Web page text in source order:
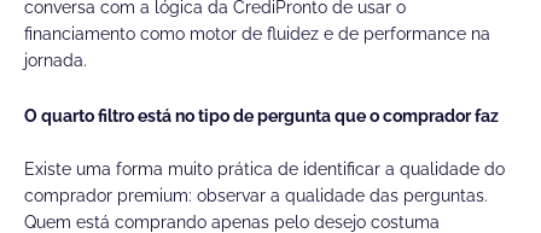
conversa com a lógica da CrediPronto de usar o
financiamento como motor de fluidez e de performance na
jornada.
O quarto filtro está no tipo de pergunta que o comprador faz
Existe uma forma muito prática de identificar a qualidade do
comprador premium: observar a qualidade das perguntas.
Quem está comprando apenas pelo desejo costuma